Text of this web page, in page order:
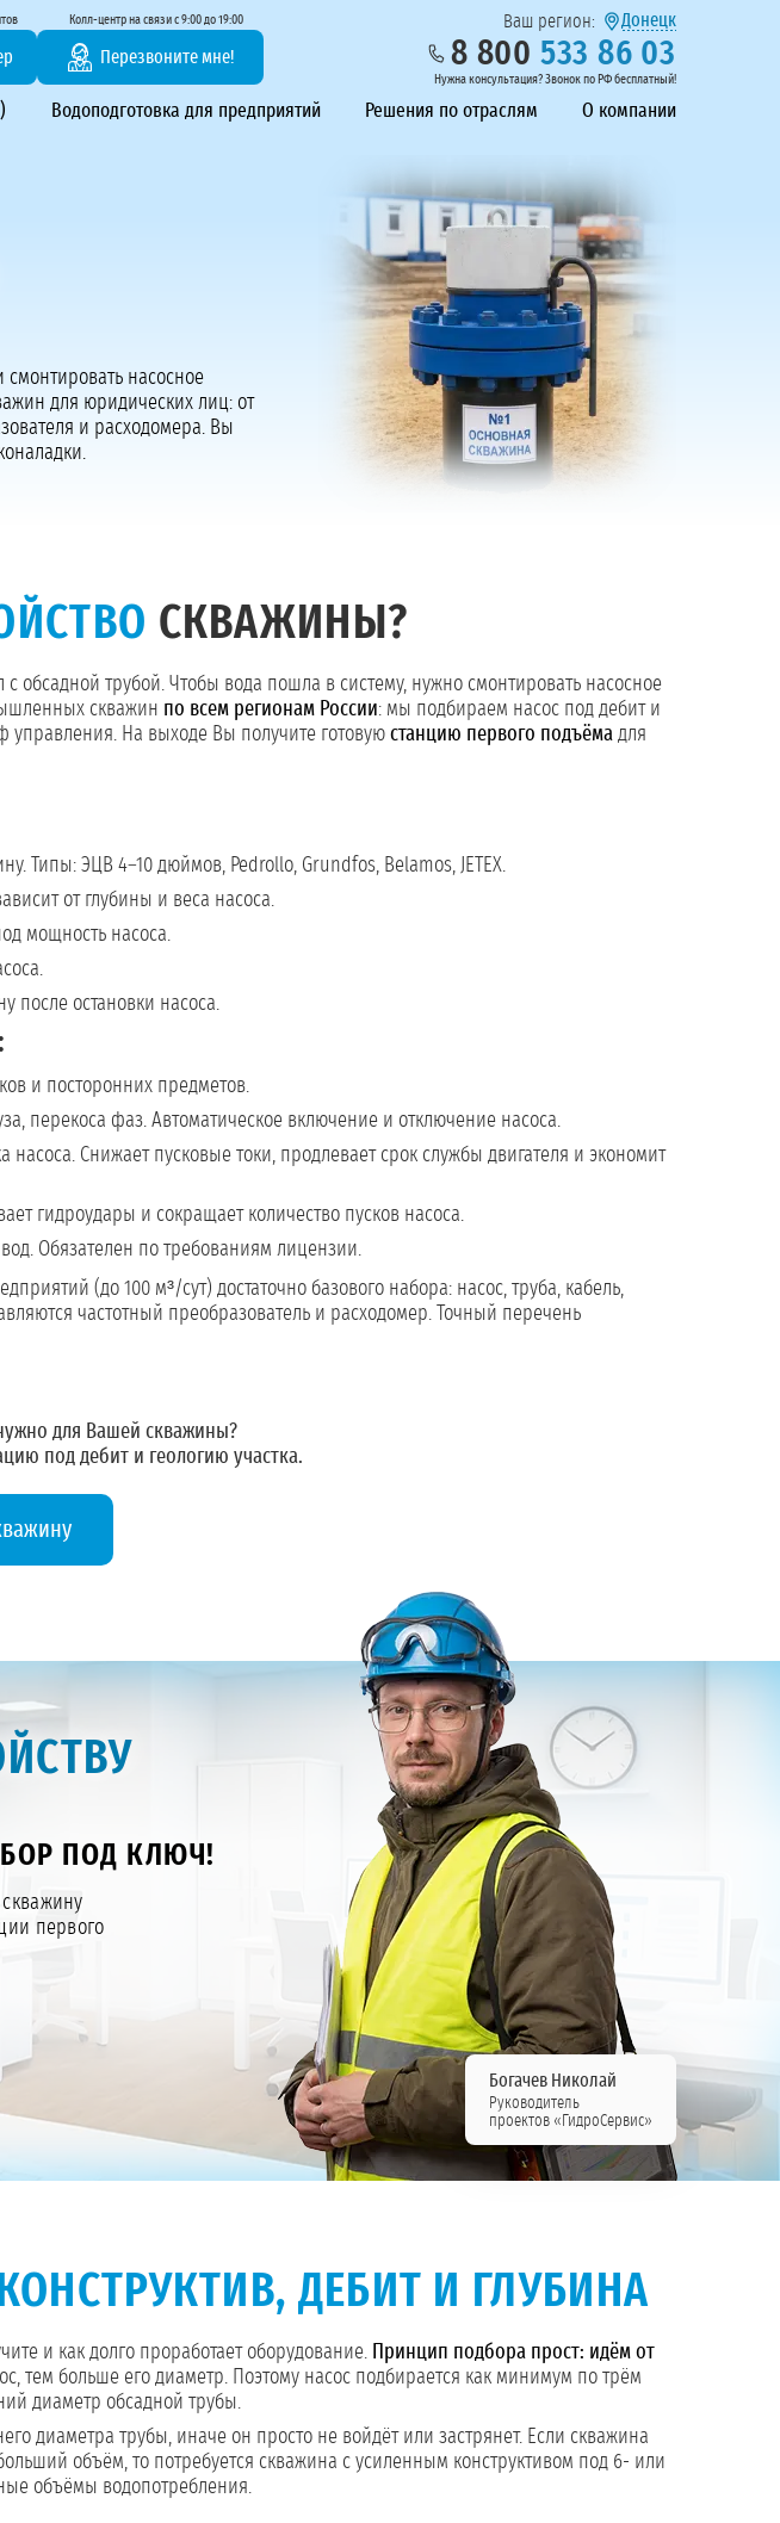
Колл-центр на связи с 9:00 до 19:00
Перезвоните мне!
Ваш регион: Донецк
8 800 533 86 03
Нужна консультация? Звонок по РФ бесплатный!
Водоподготовка для предприятий Решения по отраслям О компании
смонтировать насосное
для юридических лиц: от
и расходомера. Вы
документов
9:00 до 19:00
Перезвоните нам
СКВАЖИНЫ?
обсадной трубой. Чтобы вода пошла в систему, нужно смонтировать насосное
скважин по всем регионам России: мы подбираем насос под дебит и
управления. На выходе Вы получите готовую станцию первого подъёма для
Типы: ЭЦВ 4–10 дюймов, Pedrollo, Grundfos, Belamos, JETEX.
от глубины и веса насоса.
мощность насоса.
после остановки насоса.
и посторонних предметов.
перекоса фаз. Автоматическое включение и отключение насоса.
насоса. Снижает пусковые токи, продлевает срок службы двигателя и экономит
гидроудары и сокращает количество пусков насоса.
Обязателен по требованиям лицензии.
(до 100 м³/сут) достаточно базового набора: насос, труба, кабель,
частотный преобразователь и расходомер. Точный перечень
для Вашей скважины?
под дебит и геологию участка.
ПОД КЛЮЧ!
первого
Богачев Николай
Руководитель
проектов «ГидроСервис»
КОНСТРУКТИВ, ДЕБИТ И ГЛУБИНА
и как долго проработает оборудование.
Принцип подбора прост: идём от
больше его диаметр. Поэтому насос подбирается как минимум по трём
диаметр обсадной трубы.
диаметра трубы, иначе он просто не войдёт или застрянет. Если скважина
объём, то потребуется скважина с усиленным конструктивом под 6- или
объёмы водопотребления.